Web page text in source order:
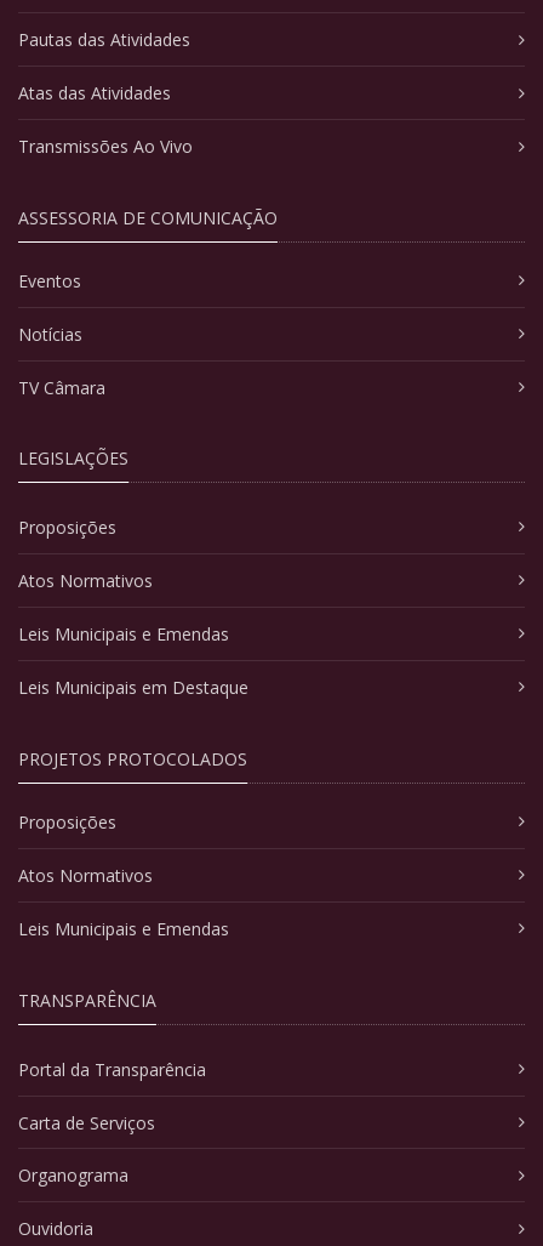
Pautas das Atividades
Atas das Atividades
Transmissões Ao Vivo
ASSESSORIA DE COMUNICAÇÃO
Eventos
Notícias
TV Câmara
LEGISLAÇÕES
Proposições
Atos Normativos
Leis Municipais e Emendas
Leis Municipais em Destaque
PROJETOS PROTOCOLADOS
Proposições
Atos Normativos
Leis Municipais e Emendas
TRANSPARÊNCIA
Portal da Transparência
Carta de Serviços
Organograma
Ouvidoria